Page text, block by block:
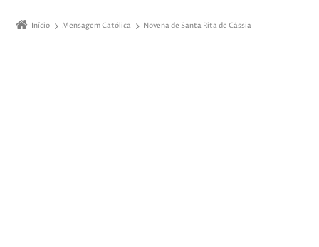
Início Mensagem Católica Novena de Santa Rita de Cássia